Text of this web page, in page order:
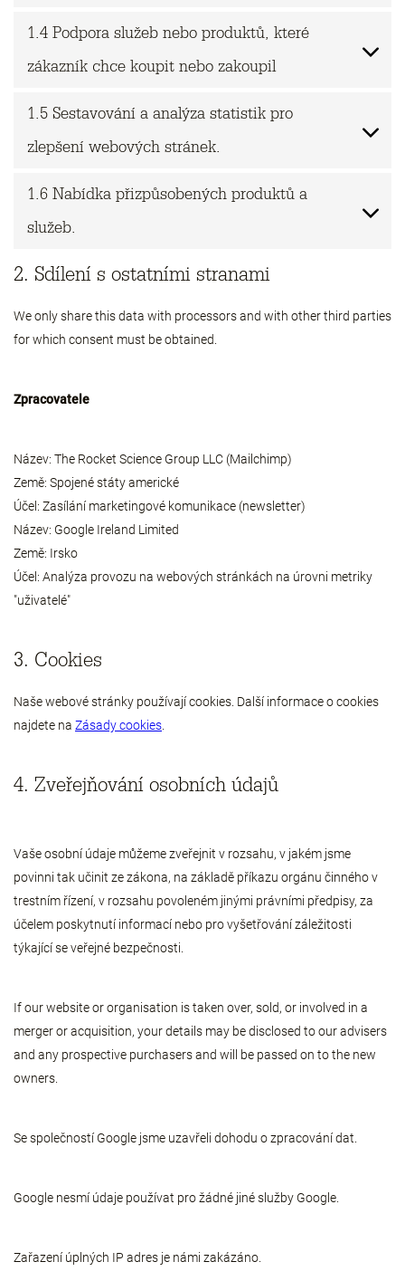
1.4 Podpora služeb nebo produktů, které
zákazník chce koupit nebo zakoupil
1.5 Sestavování a analýza statistik pro
zlepšení webových stránek.
1.6 Nabídka přizpůsobených produktů a
služeb.
2. Sdílení s ostatními stranami
We only share this data with processors and with other third parties
for which consent must be obtained.
Zpracovatele
Název: The Rocket Science Group LLC (Mailchimp)
Země: Spojené státy americké
Účel: Zasílání marketingové komunikace (newsletter)
Název: Google Ireland Limited
Země: Irsko
Účel: Analýza provozu na webových stránkách na úrovni metriky
"uživatelé"
3. Cookies
Naše webové stránky používají cookies. Další informace o cookies
najdete na Zásady cookies
4. Zveřejňování osobních údajů
Vaše osobní údaje můžeme zveřejnit v rozsahu, v jakém jsme
povinni tak učinit ze zákona, na základě příkazu orgánu činného v
trestním řízení, v rozsahu povoleném jinými právními předpisy, za
účelem poskytnutí informací nebo pro vyšetřování záležitosti
týkající se veřejné bezpečnosti.
If our website or organisation is taken over, sold, or involved in a
merger or acquisition, your details may be disclosed to our advisers
and any prospective purchasers and will be passed on to the new
owners.
Se společností Google jsme uzavřeli dohodu o zpracování dat.
Google nesmí údaje používat pro žádné jiné služby Google.
Zařazení úplných IP adres je námi zakázáno.